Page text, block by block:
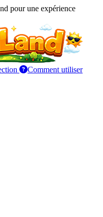
pour une expérience
Comment utiliser